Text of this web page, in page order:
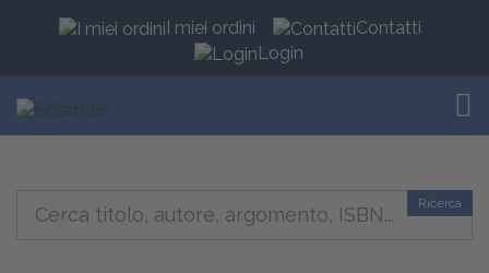
I miei ordini
Contatti
Login
Ricerca